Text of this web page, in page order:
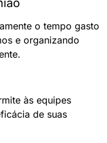
o tempo gasto
e organizando
às equipes
de suas